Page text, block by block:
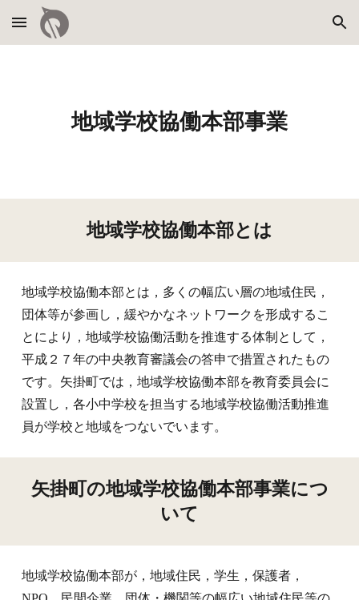
Skip to main content Skip to navigation
地域学校協働本部事業
地域学校協働本部とは
地域学校協働本部とは ， 多くの幅広い層の地域住民 ，
団体等が参画し ，緩やかなネットワークを形成するこ
とにより
，地域学校協働活動を推進する体制として ，
平成２７年の中央教育審議会の答申で措置されたもの
です。矢掛町では ，地域学校協働本部を教育委員会に
設置し ，各小中学校を担当する地域学校協働活動推進
員が学校と地域をつないでいます。
矢掛町の地域学校協働本部事業につ
いて
地域学校協働本部が ，地域住民 ，学生 ，保護者 ，